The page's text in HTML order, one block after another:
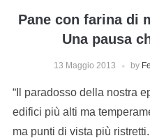
Pane con farina di
Una pausa
13 Maggio 2013 by
“Il paradosso della nostra
edifici più alti ma
ma punti di vista più